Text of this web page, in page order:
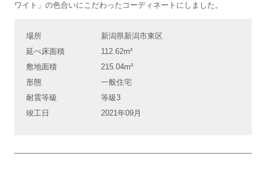
ワイト」の色合いにこだわったコーディネートにしました。
場所
新潟県新潟市東区
延べ床面積
112.62m²
敷地面積
215.04m²
形態
一般住宅
耐震等級
等級3
竣工日
2021年09月